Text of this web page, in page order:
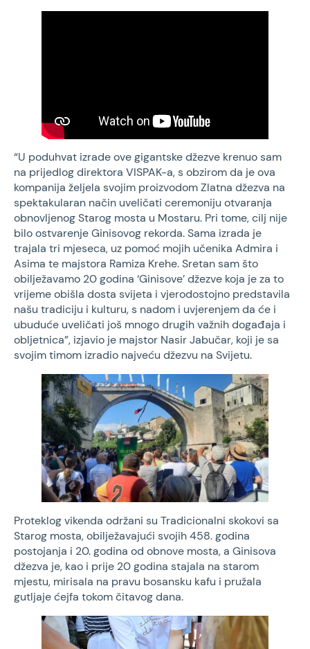
“U poduhvat izrade ove gigantske džezve krenuo sam
na prijedlog direktora VISPAK-a, s obzirom da je ova
kompanija željela svojim proizvodom Zlatna džezva na
spektakularan način uveličati ceremoniju otvaranja
obnovljenog Starog mosta u Mostaru. Pri tome, cilj nije
bilo ostvarenje Ginisovog rekorda. Sama izrada je
trajala tri mjeseca, uz pomoć mojih učenika Admira i
Asima te majstora Ramiza Krehe. Sretan sam što
obilježavamo 20 godina ‘Ginisove’ džezve koja je za to
vrijeme obišla dosta svijeta i vjerodostojno predstavila
našu tradiciju i kulturu, s nadom i uvjerenjem da će i
ubuduće uveličati još mnogo drugih važnih događaja i
obljetnica”, izjavio je majstor Nasir Jabučar, koji je sa
svojim timom izradio najveću džezvu na Svijetu.
Proteklog vikenda održani su Tradicionalni skokovi sa
Starog mosta, obilježavajući svojih 458. godina
postojanja i 20. godina od obnove mosta, a Ginisova
džezva je, kao i prije 20 godina stajala na starom
mjestu, mirisala na pravu bosansku kafu i pružala
gutljaje ćejfa tokom čitavog dana.